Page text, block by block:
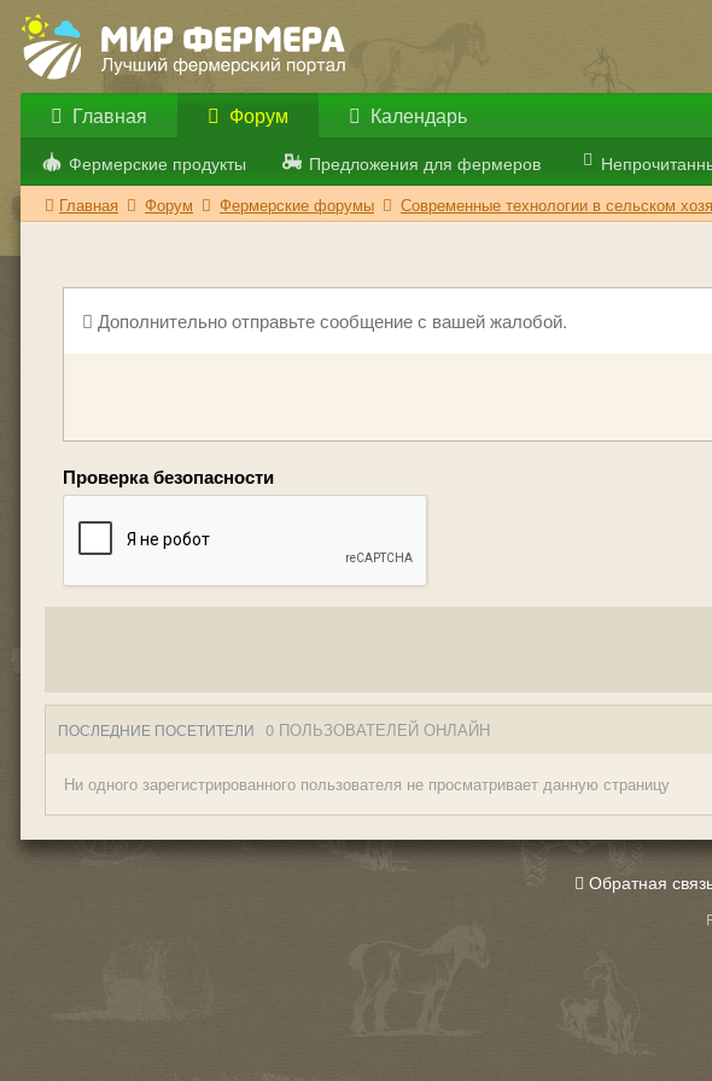
Главная Форум
Фермерские продукты Предложения для фермеров
Календарь
Главная Форум Фермерские форумы Современные технологии в сельском
Дополнительно отправьте сообщение с вашей жалобой.
Проверка безопасности
ПОСЛЕДНИЕ ПОСЕТИТЕЛИ 0 ПОЛЬЗОВАТЕЛЕЙ ОНЛАЙН
Ни одного зарегистрированного пользователя не просматривает данную страницу
Обратная